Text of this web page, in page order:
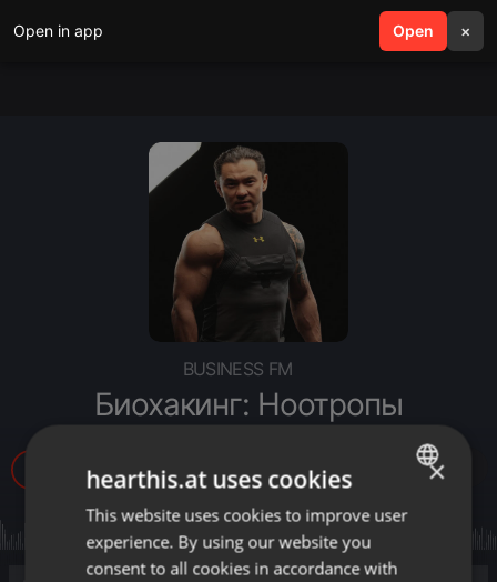
Open in app Open ×
search menu
BUSINESS FM
Биохакинг: Ноотропы
199
ENGLISH
GERMAN
×
hearthis.at uses cookies
This website uses cookies to improve user
experience. By using our website you
consent to all cookies in accordance with